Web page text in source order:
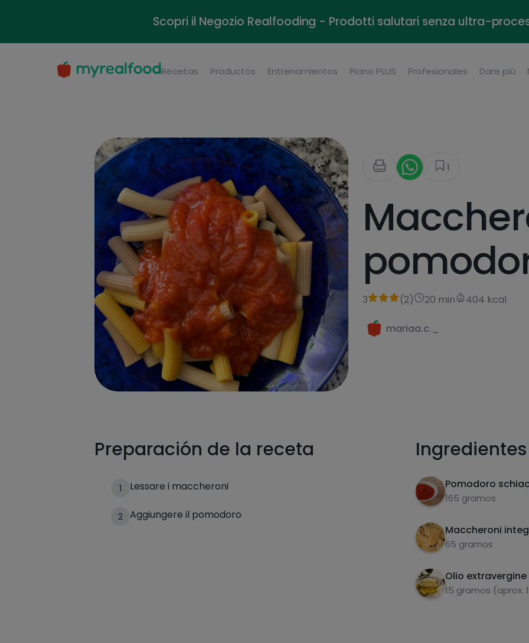
Scopri il Negozio Realfooding - Prodotti salutari senza ultra-
Recetas Productos Entrenamientos Piano PLUS Profesionales Dare più
1
3 (2) 20 min 404 kcal
mariaa.c._
Preparación de la receta
1 Lessare i maccheroni
2 Aggiungere il pomodoro
Ingredientes
Pomodoro
165 gramos
Maccheroni
65 gramos
Olio
15 gramos (aprox.